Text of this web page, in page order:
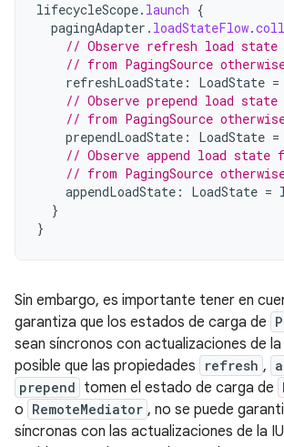
lifecycleScope. launch {
pagingAdapter . loadStateFlow.
// Observe refresh load state
// from PagingSource
refreshLoadState : LoadState =
// Observe prepend load
// from PagingSource
prependLoadState : LoadState =
// Observe append load state
// from PagingSource
appendLoadState : LoadState =
}
}
Sin embargo, es importante tener en
garantiza que los estados de carga de
sean síncronos con actualizaciones de la
posible que las propiedades
refresh ,
prepend tomen el estado de carga de
o RemoteMediator , no se puede
síncronas con las actualizaciones de la